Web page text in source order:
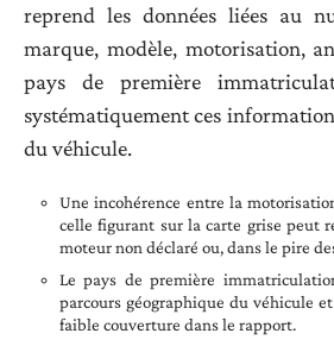
reprend les données liées au
marque, modèle, motorisation,
pays de première
systématiquement ces
du véhicule.
Une incohérence entre la
celle figurant sur la carte grise peut
moteur non déclaré ou, dans le pire
Le pays de première
parcours géographique du véhicule
faible couverture dans le rapport.